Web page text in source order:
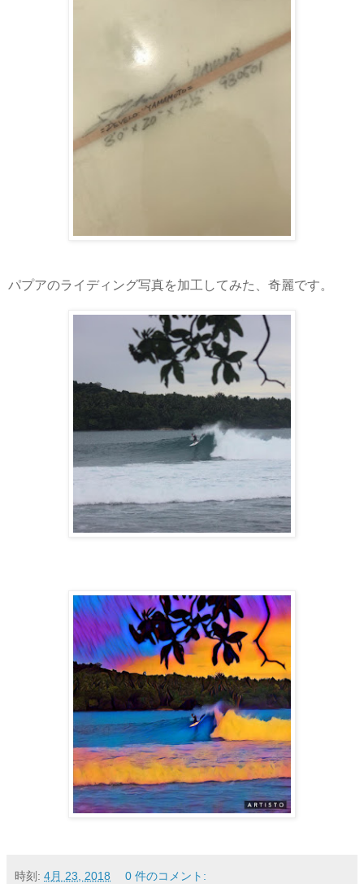
パプアのライディング写真を加工してみた、奇麗です。
時刻: 4月 23, 2018 0 件のコメント: